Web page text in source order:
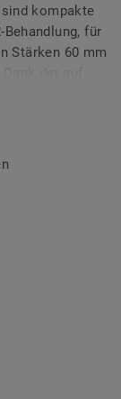
kompakte
für
Stärken 60 mm
Sie für